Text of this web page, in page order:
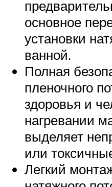
основное
установки
ванной.
Полная
пленочного
здоровья и
нагревании
выделяет
или
Легкий